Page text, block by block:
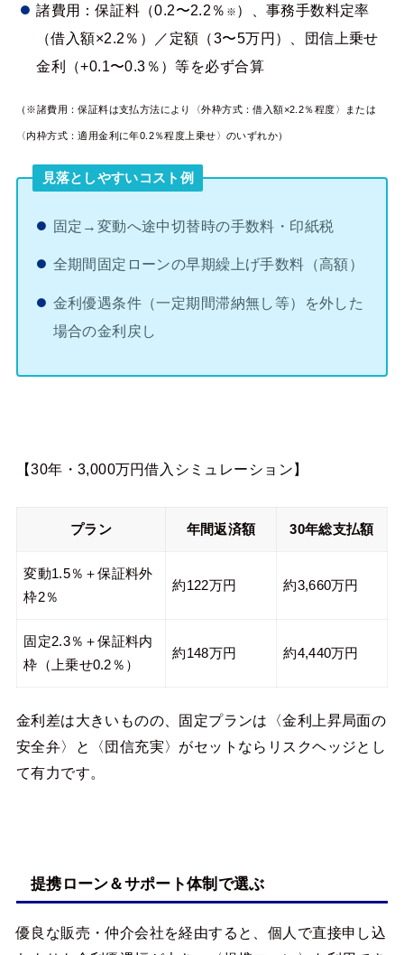
諸費用：保証料（0.2〜2.2％ ※ ）、事務手数料定率
（借入額×2.2％）／定額（3〜5万円）、団信上乗せ
金利（+0.1〜0.3％）等を必ず合算
（※諸費用：保証料は支払方法により〈外枠方式：借入額×2.2％程度〉または
〈内枠方式：適用金利に年0.2％程度上乗せ〉のいずれか）
見落としやすいコスト例
固定→変動へ途中切替時の手数料・印紙税
全期間固定ローンの早期繰上げ手数料（高額）
金利優遇条件（一定期間滞納無し等）を外した
場合の金利戻し
【30年・3,000万円借入シミュレーション】
プラン 年間返済額 30年総支払額
変動1.5％＋保証料外
枠2％
約122万円 約3,660万円
固定2.3％＋保証料内
枠（上乗せ0.2％）
約148万円 約4,440万円
金利差は大きいものの、固定プランは〈金利上昇局面の
安全弁〉と〈団信充実〉がセットならリスクヘッジとし
て有力です。
提携ローン＆サポート体制で選ぶ
優良な販売・仲介会社を経由すると、個人で直接申し込